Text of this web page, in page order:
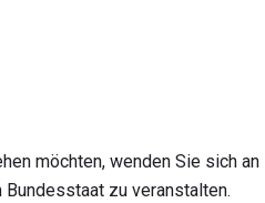
möchten, wenden Sie sich an
Bundesstaat zu veranstalten.